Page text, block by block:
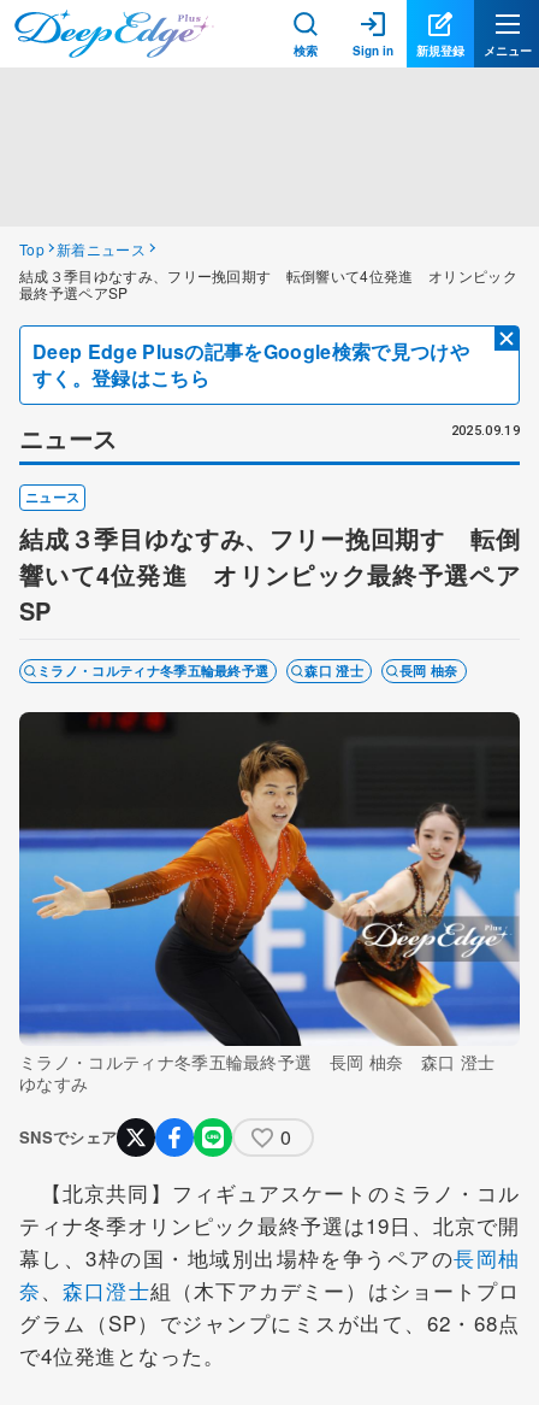
検索 Sign in 新規登録 メニュー
Top 新着ニュース
結成３季目ゆなすみ、フリー挽回期す 転倒響いて4位発進 オリンピック
最終予選ペアSP
Deep Edge Plusの記事をGoogle検索で見つけや
すく。登録はこちら
ニュース 2025.09.19
ニュース
結成３季目ゆなすみ、フリー挽回期す 転倒
響いて4位発進 オリンピック最終予選ペア
SP
ミラノ・コルティナ冬季五輪最終予選 森口 澄士 長岡 柚奈
ミラノ・コルティナ冬季五輪最終予選 長岡 柚奈 森口 澄士
ゆなすみ
SNSでシェア 0
【北京共同】フィギュアスケートのミラノ・コル
ティナ冬季オリンピック最終予選は19日、北京で開
幕し、3枠の国・地域別出場枠を争うペアの長岡柚
奈、森口澄士組（木下アカデミー）はショートプロ
グラム（SP）でジャンプにミスが出て、62・68点
で4位発進となった。